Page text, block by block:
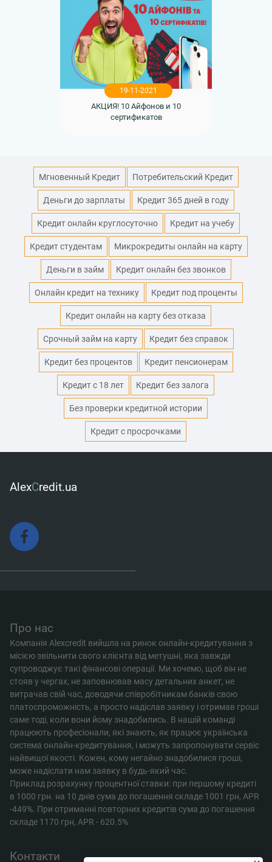
19-11-2021
АКЦИЯ! 10 Айфонов и 10
сертификатов
Мгновенный Кредит Потребительский Кредит
Деньги до зарплаты Кредит 365 дней в году
Кредит онлайн круглосуточно Кредит на учебу
Кредит студентам Микрокредиты онлайн на карту
Деньги в займ Кредит онлайн без звонков
Онлайн кредит на технику Кредит под проценты
Кредит онлайн на карту без отказа
Срочный займ на карту Кредит без справок
Кредит без процентов Кредит пенсионерам
Кредит с 18 лет Кредит без залога
Без проверки кредитной истории
Кредит с просрочками
AlexCredit.ua
Про нас
Компанія Alexcredit вийшла на ринок онлайн-кредитування з
місією звільнити свого клієнта від метушні, яка завжди
супроводжує такі фінансові операції. Ми хочемо, щоб він не
стояв у чергах, не заповнював масу детальних анкет, не
витрачав свій час, доводячи співробітникам банків свою
платоспроможність, а просто надіслав заявку і отримав гроші
саме тоді, коли вони йому знадобились. В нашій команді
працюють професіонали, які знають, як працює українська
система онлайн-кредитування, і можуть запропонувати сервіс
найвищої якості. Кожен, кому негайно знадобилися гроші,
може надіслати нам заявку в будь-який час.
Приклад розрахунку процентної ставки: при першому кредиті
в 1000 грн. на 10 днів сума до погашення складе 1001 грн, APR
-449%. При отриманні повторних кредитів сума до погашення
складе 1170 грн, APR - 620.5%
Контакти